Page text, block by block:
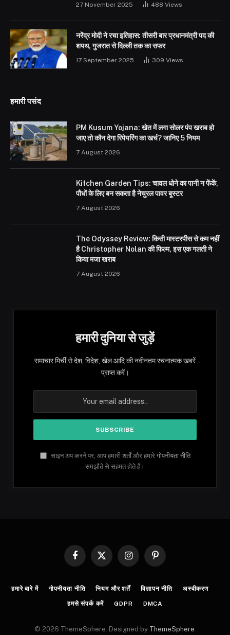
27 November 2025 488 Views
नरेंद्र मोदी ने रचा इतिहास: तीसरी बार प्रधानमंत्री पद की
शपथ, गुजरात से दिल्ली तक का सफर
17 September 2025 309 Views
हमारी पसंद
PM Kusum Yojana: खेत में लगा सोलर पंप खराब हो
जाए तो कौन देगा रिपेयरिंग का खर्च? जानिए 5 नियम
7 August 2026
Kitchen Garden Tips: चावल धोने का पानी न फेंकें,
पौधों के लिए बन सकता है नेचुरल पावर बूस्टर
7 August 2026
The Odyssey Review: किसी मास्टरपीस से कम नहीं
है Christopher Nolan की फिल्म, इस एक गलती ने
किया मजा खराब
7 August 2026
हमारी दुनिया से जुड़ें
समाचार मिर्ची से देश, विदेश, खेल आदि की नवीनतम रचनात्मक खबरें
प्राप्त करें।
साइन अप करने पर, आप हमारी शर्तों और हमारे गोपनीयता नीति
समझौते से सहमत होते हैं।
Facebook
X
InstagramPinterest
हमारे बारे में गोपनीयता नीति नियम और शर्तें विज्ञापन नीति अस्वीकरण
हमसे संपर्क करें GDPR DMCA
© 2026 ThemeSphere. Designed by ThemeSphere